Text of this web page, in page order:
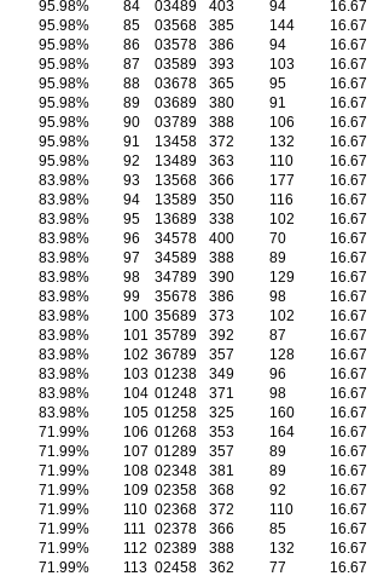
95.98%
95.98%
95.98%
95.98%
95.98%
95.98%
95.98%
95.98%
95.98%
83.98%
83.98%
83.98%
83.98%
83.98%
83.98%
83.98%
83.98%
83.98%
83.98%
83.98%
83.98%
83.98%
71.99%
71.99%
71.99%
71.99%
71.99%
71.99%
71.99%
71.99%
84
03489 403 94 16.67
85
03568 385 144 16.67
86
03578 386 94 16.67
87
03589 393 103 16.67
88
03678 365 95 16.67
89
03689 380 91 16.67
90
03789 388 106 16.67
91
13458 372 132 16.67
92
13489 363 110 16.67
93
13568 366 177 16.67
94
13589 350 116 16.67
95
13689 338 102 16.67
96
34578 400 70 16.67
97
34589 388 89 16.67
98
34789 390 129 16.67
99
35678 386 98 16.67
100 35689 373 102 16.67
101 35789 392 87 16.67
102 36789 357 128 16.67
103 01238 349 96 16.67
104 01248 371 98 16.67
105 01258 325 160 16.67
106 01268 353 164 16.67
107 01289 357 89 16.67
108 02348 381 89 16.67
109 02358 368 92 16.67
110 02368 372 110 16.67
111 02378 366 85 16.67
112 02389 388 132 16.67
113 02458 362 77 16.67